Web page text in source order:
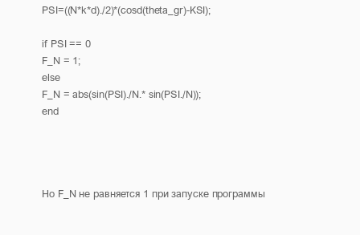
PSI=((N*k*d)./2)*(cosd(theta_gr)-KSI);
if PSI == 0
F_N = 1;
else
F_N = abs(sin(PSI)./N.* sin(PSI./N));
end
Но F_N не равняется 1 при запуске программы